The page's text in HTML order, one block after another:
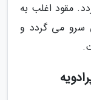
مقود اغلب به
سرو می گردد و